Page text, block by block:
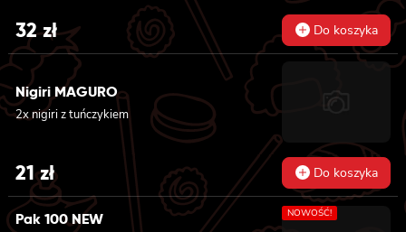
32zł Do koszyka
Nigiri MAGURO
2x nigiri z tuńczykiem
21zł Do koszyka
Pak 100 NEW NOWOŚĆ!